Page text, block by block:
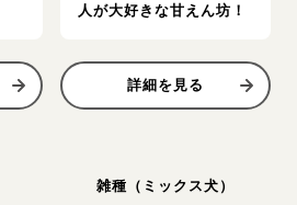
人が大好きな甘えん坊！
詳細を見る
雑種（ミックス犬）